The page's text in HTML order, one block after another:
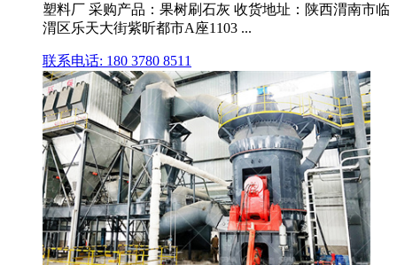
塑料厂 采购产品：果树刷石灰 收货地址：陕西渭南市临
渭区乐天大街紫昕都市A座1103 ...
联系电话: 180 3780 8511